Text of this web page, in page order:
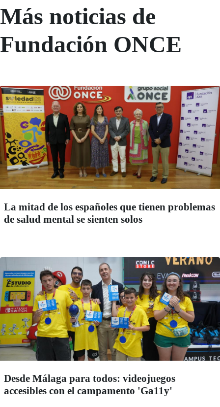
Más noticias de
Fundación ONCE
La mitad de los españoles que tienen problemas
de salud mental se sienten solos
Desde Málaga para todos: videojuegos
accesibles con el campamento 'Ga11y'